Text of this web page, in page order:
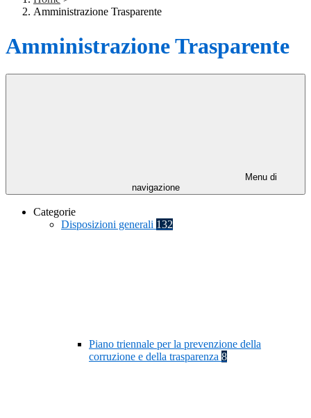
Amministrazione Trasparente
Amministrazione Trasparente
Menu di
navigazione
Categorie
Disposizioni generali 132
Piano triennale per la prevenzione della
corruzione e della trasparenza 8